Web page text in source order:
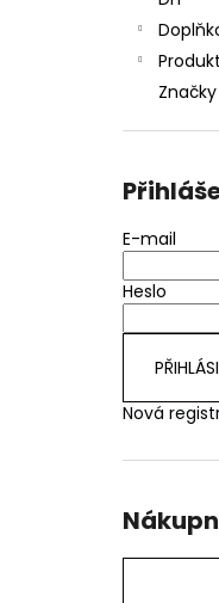
Značky
E-mail
Heslo
Nová
48 Kč